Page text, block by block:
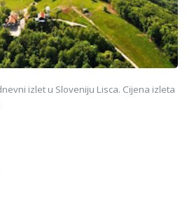
izlet u Sloveniju Lisca. Cijena izleta